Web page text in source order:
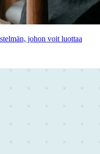
johon voit luottaa